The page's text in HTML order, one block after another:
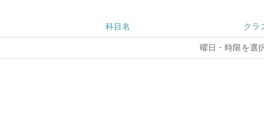
科目名 クラ
曜日・時限を選